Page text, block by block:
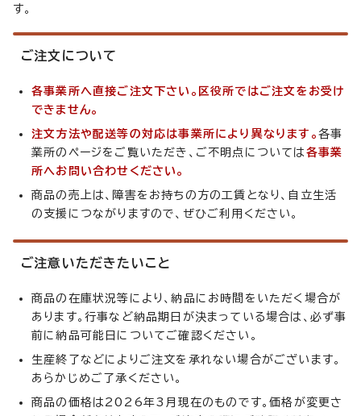
す。
ご注文について
各事業所へ直接ご注文下さい。区役所ではご注文をお受け
できません。
注文方法や配送等の対応は事業所により異なります。 各事
業所のページをご覧いただき、ご不明点については 各事業
所へお問い合わせください。
商品の売上は、障害をお持ちの方の工賃となり、自立生活
の支援につながりますので、ぜひご利用ください。
ご注意いただきたいこと
商品の在庫状況等により、納品にお時間をいただく場合が
あります。行事など納品期日が決まっている場合は、必ず事
前に納品可能日についてご確認ください。
生産終了などによりご注文を承れない場合がございます。
あらかじめご了承ください。
商品の価格は2026年3月現在のものです。価格が変更さ